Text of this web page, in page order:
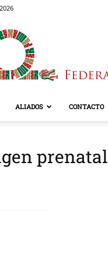
ALIADOS CONTACTO
prenatal